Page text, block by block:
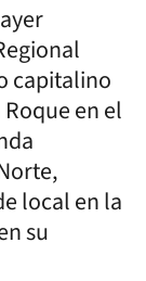
capitalino
en el
local en la
su